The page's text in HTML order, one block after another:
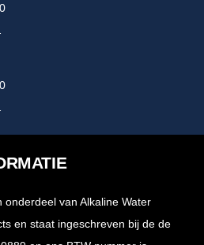
onderdeel van Alkaline Water
en staat ingeschreven bij de de